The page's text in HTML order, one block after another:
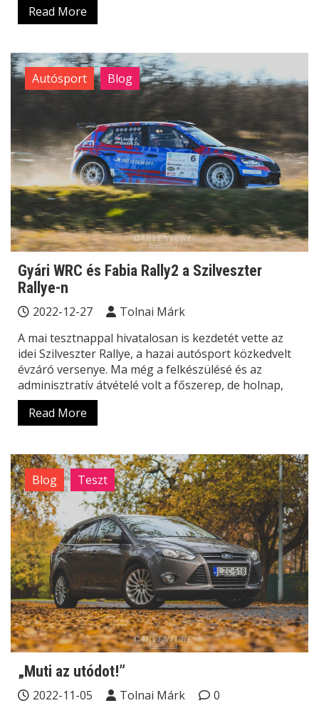
Read More
Autósport Blog
Gyári WRC és Fabia Rally2 a Szilveszter
Rallye-n
2022-12-27
Tolnai Márk
A mai tesztnappal hivatalosan is kezdetét vette az
idei Szilveszter Rallye, a hazai autósport közkedvelt
évzáró versenye. Ma még a felkészülésé és az
adminisztratív átvételé volt a főszerep, de holnap,
Read More
Blog Teszt
„Muti az utódot!”
2022-11-05 Tolnai Márk
0